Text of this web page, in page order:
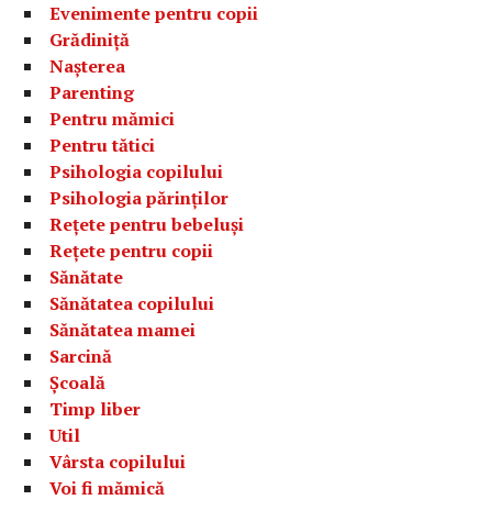
Evenimente pentru copii
Grădiniță
Nașterea
Parenting
Pentru mămici
Pentru tătici
Psihologia copilului
Psihologia părinților
Rețete pentru bebeluși
Rețete pentru copii
Sănătate
Sănătatea copilului
Sănătatea mamei
Sarcină
Școală
Timp liber
Util
Vârsta copilului
Voi fi mămică